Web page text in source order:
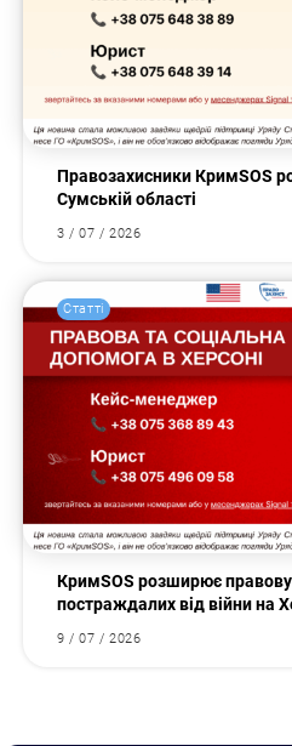
Правозахисники КримSOS
Сумській області
3 / 07 / 2026
Статті
КримSOS розширює
постраждалих від війни на
9 / 07 / 2026